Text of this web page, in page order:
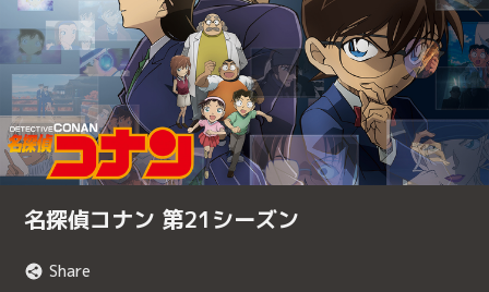
名探偵コナン 第21シーズン
Share